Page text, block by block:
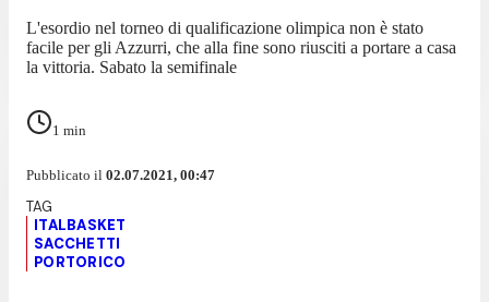
L'esordio nel torneo di qualificazione olimpica non è stato
facile per gli Azzurri, che alla fine sono riusciti a portare a casa
la vittoria. Sabato la semifinale
1 min
Pubblicato il 02.07.2021, 00:47
ITALBASKET
SACCHETTI
PORTORICO